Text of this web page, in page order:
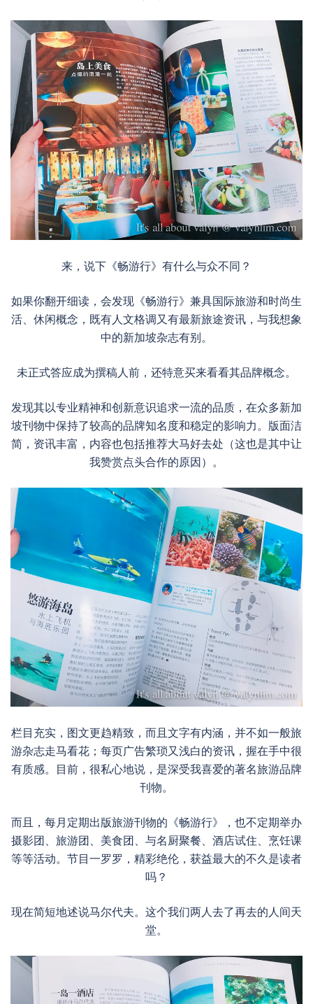
来，说下《畅游行》有什么与众不同？
如果你翻开细读，会发现《畅游行》兼具国际旅游和时尚生
活、休闲概念，既有人文格调又有最新旅途资讯，与我想象
中的新加坡杂志有别。
未正式答应成为撰稿人前，还特意买来看看其品牌概念。
发现其以专业精神和创新意识追求一流的品质，在众多新加
坡刊物中保持了较高的品牌知名度和稳定的影响力。版面洁
简，资讯丰富，内容也包括推荐大马好去处（这也是其中让
我赞赏点头合作的原因）。
栏目充实，图文更趋精致，而且文字有内涵，并不如一般旅
游杂志走马看花；每页广告繁琐又浅白的资讯，握在手中很
有质感。目前，很私心地说，是深受我喜爱的著名旅游品牌
刊物。
而且，每月定期出版旅游刊物的《畅游行》，也不定期举办
摄影团、旅游团、美食团、与名厨聚餐、酒店试住、烹饪课
等等活动。节目一罗罗，精彩绝伦，获益最大的不久是读者
吗？
现在简短地述说马尔代夫。这个我们两人去了再去的人间天
堂。